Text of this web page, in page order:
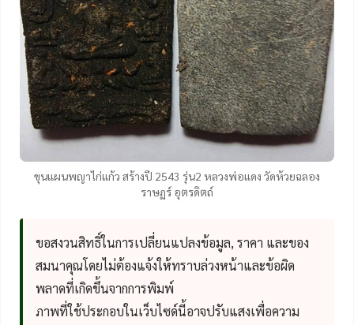
ขุนแผนพญาไก่แก้ว สร้างปี 2543 รุ่น2 หลวงพ่อแดง วัดห้วยฉลอง
ราษฏร์ อุตรดิตถ์
ขอสงวนสิทธิ์ในการเปลี่ยนแปลงข้อมูล, ราคา และของ
สมนาคุณโดยไม่ต้องแจ้งให้ทราบล่วงหน้าและข้อผิด
พลาดที่เกิดขึ้นจากการพิมพ์
ภาพที่ใช้ประกอบในเว็บไซด์นี้อาจปรับแสงเพื่อความ